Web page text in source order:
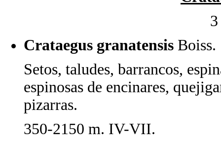
Crataegus granatensis
Setos, taludes, barrancos,
espinosas de encinares,
pizarras.
350-2150 m. IV-VII.